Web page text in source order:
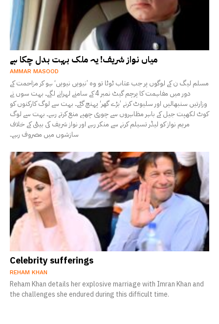
میاں نواز شریف! یہ ملک بہت بدل چکا ہے
AMMAR MASOOD
مسلم لیگ ن کے لوگوں پر جب عتاب ٹوٹا تو وہ ’نیویں نیویں‘ ہو کر مزاحمت کے
دور میں مفاہمت کا پرچم گیٹ نمبر 4 کے سامنے لہرانے لگے۔ بہت سوں نے
وزارتیں سنبھالیں اور سلیوٹ کرنے ’بڑے گھر‘ پہنچ گئے۔ بہت سے لوگ کارکنوں کو
کوٹ لکھپت جیل کے باہر مظاہروں سے چوری چھپے منع کرتے رہے۔ بہت سے لوگ
مریم نواز کو لیڈر تسیلم کرنے سے منکر رہے اور نواز شریف کی بیٹی کے خلاف
سازشوں میں مصروف رہے۔
Celebrity sufferings
REHAM KHAN
Reham Khan details her explosive marriage with Imran Khan and
the challenges she endured during this difficult time.